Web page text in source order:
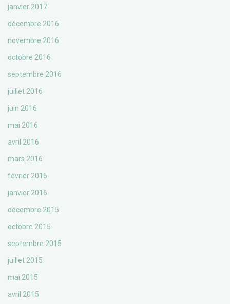
janvier 2017
décembre 2016
novembre 2016
octobre 2016
septembre 2016
juillet 2016
juin 2016
mai 2016
avril 2016
mars 2016
février 2016
janvier 2016
décembre 2015
octobre 2015
septembre 2015
juillet 2015
mai 2015
avril 2015